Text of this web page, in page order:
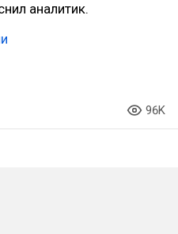
аналитик.
96K